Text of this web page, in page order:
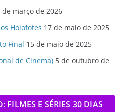
de março de 2026
Holofotes 17 de maio de 2025
Final 15 de maio de 2025
de Cinema) 5 de outubro de
E SÉRIES 30 DIAS